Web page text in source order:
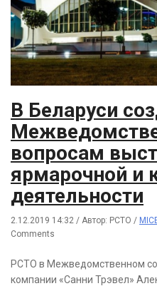
В Беларуси
вопросам
ярмарочной и
деятельности
2.12.2019 14:32 / Автор: РСТО /
Comments
РСТО в Межведомственном
компании «Санни Трэвел»